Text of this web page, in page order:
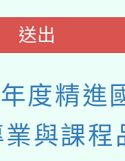
送出
度精進
與課程